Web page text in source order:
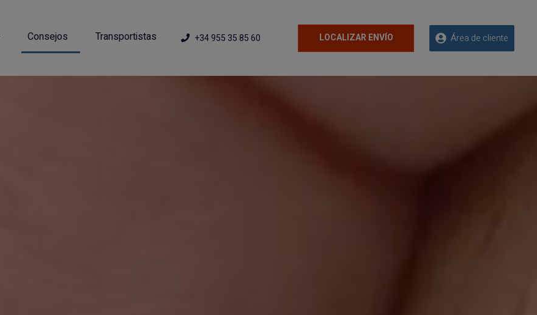
Consejos Transportistas +34 955 35 85 60 LOCALIZAR ENVÍO Área de cliente